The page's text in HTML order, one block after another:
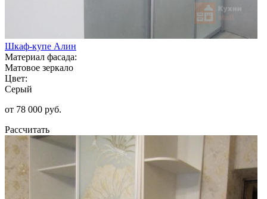
Шкаф-купе Алин
Материал фасада:
Матовое зеркало
Цвет:
Серый
от 78 000 руб.
Рассчитать